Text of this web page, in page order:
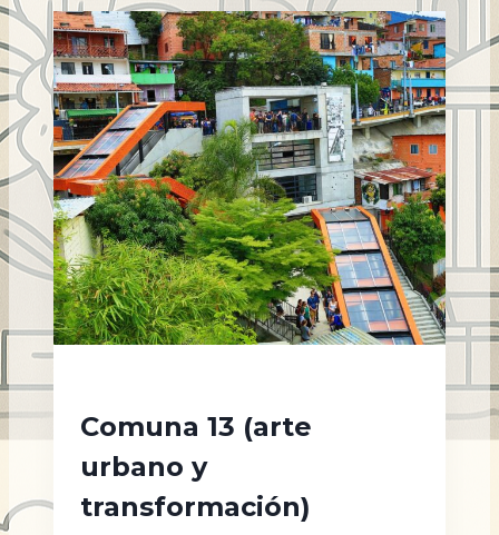
Comuna 13 (arte
urbano y
transformación)